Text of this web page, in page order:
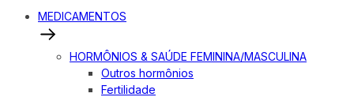
MEDICAMENTOS
HORMÔNIOS & SAÚDE FEMININA/MASCULINA
Outros hormônios
Fertilidade